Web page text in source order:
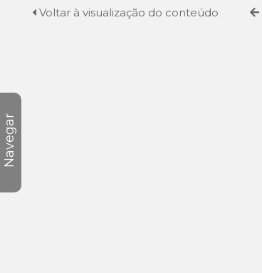
Navegar
Voltar à visualização do conteúdo